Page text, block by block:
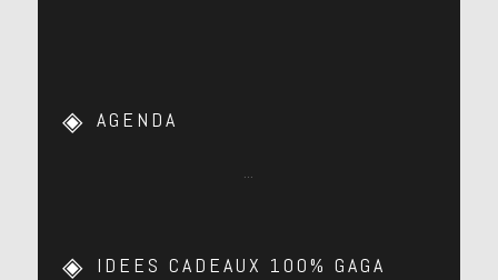
AGENDA
IDEES CADEAUX 100% GAGA